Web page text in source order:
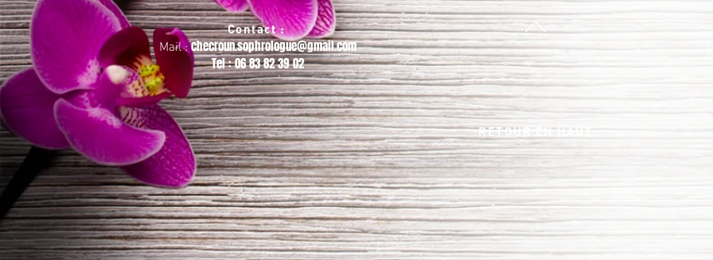
Contact :
Mail :checroun.sophrologue@gmail.com
Tel : 06 83 82 39 02
RETOUR EN HAUT